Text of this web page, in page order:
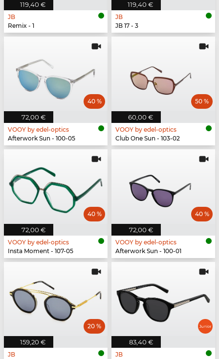
119,40 €
JB
Remix - 1
119,40 €
JB
JB 17 - 3
72,00 €
40 %
VOOY by edel-optics
Afterwork Sun - 100-05
60,00 €
50 %
VOOY by edel-optics
Club One Sun - 103-02
72,00 €
40 %
VOOY by edel-optics
Insta Moment - 107-05
72,00 €
40 %
VOOY by edel-optics
Afterwork Sun - 100-01
159,20 €
20 %
JB
83,40 €
JB